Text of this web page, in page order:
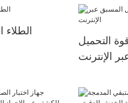
الطلاء
التحميل
الإنترنت